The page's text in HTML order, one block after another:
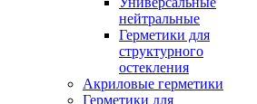
нейтральные
Герметики для
структурного
остекления
Акриловые герметики
Герметики для